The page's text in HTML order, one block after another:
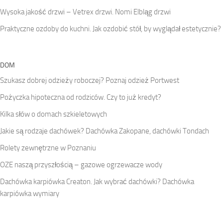
Wysoka jakość drzwi – Vetrex drzwi. Nomi Elbląg drzwi
Praktyczne ozdoby do kuchni. Jak ozdobić stół, by wyglądał estetycznie?
DOM
Szukasz dobrej odzieży roboczej? Poznaj odzież Portwest
Pożyczka hipoteczna od rodziców. Czy to już kredyt?
Kilka słów o domach szkieletowych
Jakie są rodzaje dachówek? Dachówka Zakopane, dachówki Tondach
Rolety zewnętrzne w Poznaniu
OZE naszą przyszłością – gazowe ogrzewacze wody
Dachówka karpiówka Creaton. Jak wybrać dachówki? Dachówka
karpiówka wymiary